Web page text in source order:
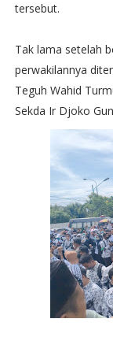
tersebut.
Tak lama setelah
perwakilannya
Teguh Wahid
Sekda Ir Djoko